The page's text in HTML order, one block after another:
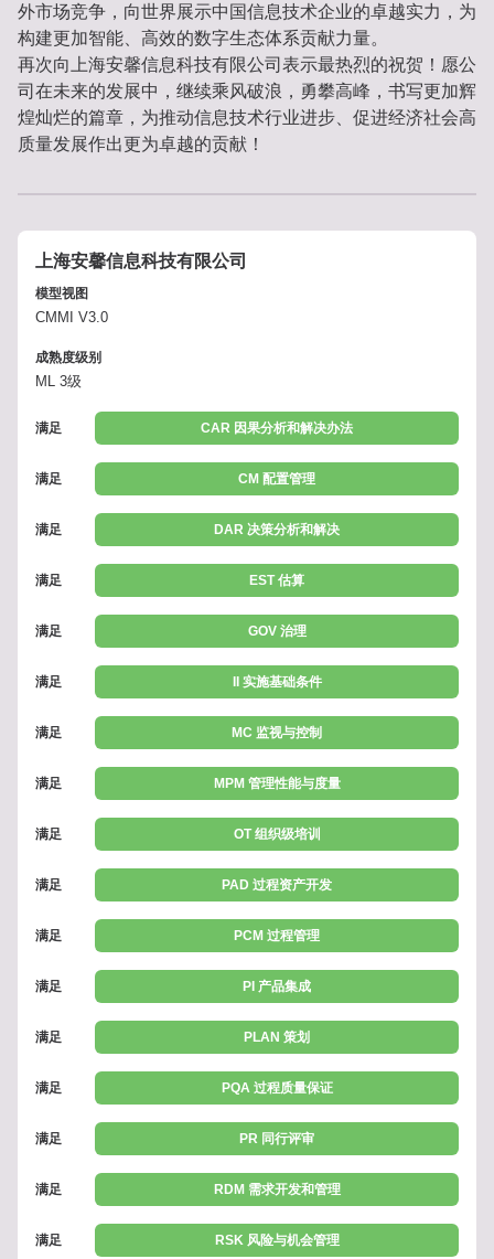
外市场竞争，向世界展示中国信息技术企业的卓越实力，为
构建更加智能、高效的数字生态体系贡献力量。
再次向上海安馨信息科技有限公司表示最热烈的祝贺！愿公
司在未来的发展中，继续乘风破浪，勇攀高峰，书写更加辉
煌灿烂的篇章，为推动信息技术行业进步、促进经济社会高
质量发展作出更为卓越的贡献！
上海安馨信息科技有限公司
模型视图
CMMI V3.0
成熟度级别
ML 3级
满足 CAR 因果分析和解决办法
满足 CM 配置管理
满足 DAR 决策分析和解决
满足 EST 估算
满足 GOV 治理
满足 II 实施基础条件
满足 MC 监视与控制
满足 MPM 管理性能与度量
满足 OT 组织级培训
满足 PAD 过程资产开发
满足 PCM 过程管理
满足 PI 产品集成
满足 PLAN 策划
满足 PQA 过程质量保证
满足 PR 同行评审
满足 RDM 需求开发和管理
满足 RSK 风险与机会管理